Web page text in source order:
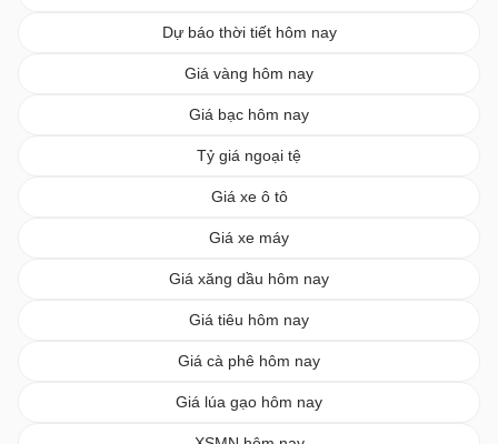
Dự báo thời tiết hôm nay
Giá vàng hôm nay
Giá bạc hôm nay
Tỷ giá ngoại tệ
Giá xe ô tô
Giá xe máy
Giá xăng dầu hôm nay
Giá tiêu hôm nay
Giá cà phê hôm nay
Giá lúa gạo hôm nay